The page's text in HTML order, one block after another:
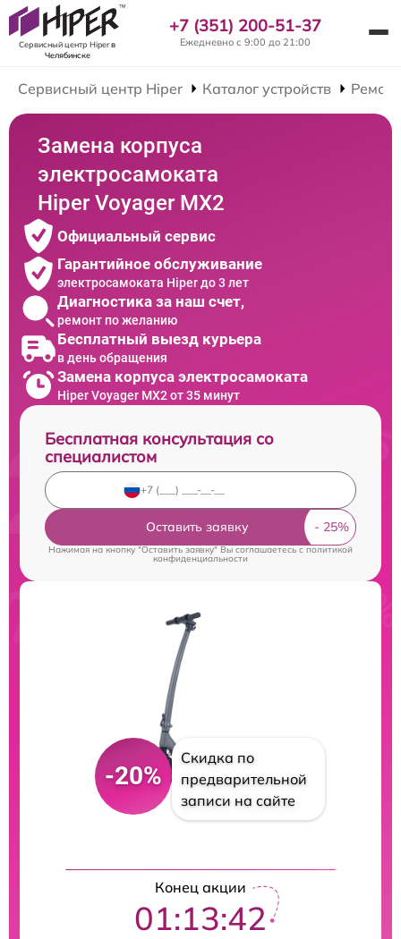
Сервисный центр Hiperв
Челябинске
+7 (351) 200-51-37
Ежедневно с 9:00 до 21:00
Сервисный центр Hiper Каталог устройств
Замена корпуса
электросамоката
Hiper Voyager MX2
Официальный сервис
Гарантийное обслуживание
электросамоката Hiper до 3 лет
Диагностика за наш счет,
ремонт по желанию
Бесплатный выезд курьера
в день обращения
Замена корпуса электросамоката
Hiper Voyager MX2 от 35 минут
Бесплатная консультация со
специалистом
Оставить заявку
Нажимая на кнопку "Оставить заявку" Вы соглашаетесь cполитикой
конфиденциальности
-20%
Скидка по
предварительной
записи на сайте
Конец акции
01:13:41